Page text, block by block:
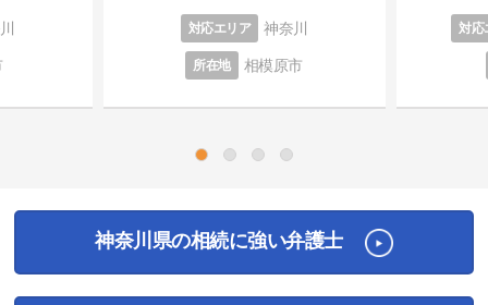
対応エリア 神奈川
所在地 相模原市
対応
神奈川県の相続に強い弁護士